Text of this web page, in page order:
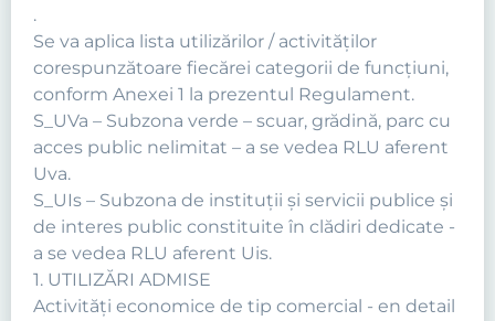
.
Se va aplica lista utilizărilor / activităţilor
corespunzătoare fiecărei categorii de funcţiuni,
conform Anexei 1 la prezentul Regulament.
S_UVa – Subzona verde – scuar, grădină, parc cu
acces public nelimitat – a se vedea RLU aferent
Uva.
S_UIs – Subzona de instituţii şi servicii publice şi
de interes public constituite în clădiri dedicate -
a se vedea RLU aferent Uis.
1. UTILIZĂRI ADMISE
Activităţi economice de tip comercial - en detail